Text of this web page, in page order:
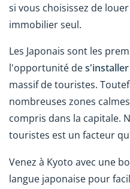
si vous choisissez de
immobilier seul.
Les Japonais sont les
l'opportunité de
massif de touristes.
nombreuses zones
compris dans la capitale.
touristes est un facteur
Venez à Kyoto avec une
langue japonaise pour